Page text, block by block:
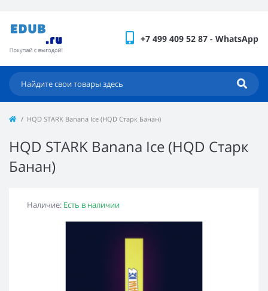
+7 499 409 52 87 - WhatsApp
HQD STARK Banana Ice (HQD Старк Банан)
HQD STARK Banana Ice (HQD Старк
Банан)
Наличие: Есть в наличии